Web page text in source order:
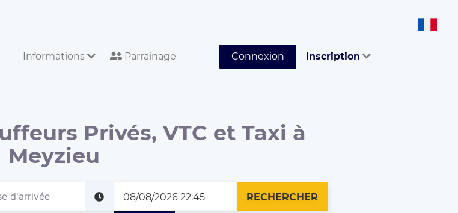
Informations Parrainage Connexion Inscription
Privés, VTC et Taxi à
Meyzieu
RECHERCHER